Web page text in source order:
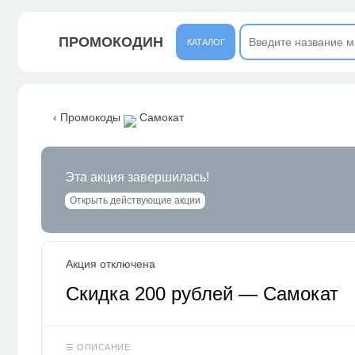
ПРОМОКОДИН КАТАЛОГ
‹ Промокоды Самокат
Эта акция завершилась!
Открыть действующие акции
Акция отключена
Скидка 200 рублей — Самокат